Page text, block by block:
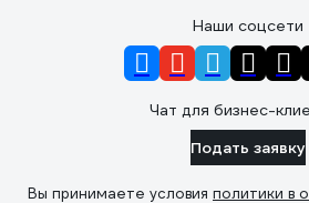
Наши соцсети
Чат для бизнес-
Подать заявку
Вы принимаете условия политики в